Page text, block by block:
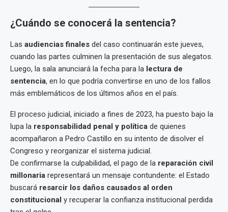
¿Cuándo se conocerá la sentencia?
Las audiencias finales del caso continuarán este jueves,
cuando las partes culminen la presentación de sus alegatos.
Luego, la sala anunciará la fecha para la lectura de
sentencia, en lo que podría convertirse en uno de los fallos
más emblemáticos de los últimos años en el país.
El proceso judicial, iniciado a fines de 2023, ha puesto bajo la
lupa la responsabilidad penal y política de quienes
acompañaron a Pedro Castillo en su intento de disolver el
Congreso y reorganizar el sistema judicial.
De confirmarse la culpabilidad, el pago de la reparación civil
millonaria representará un mensaje contundente: el Estado
buscará resarcir los daños causados al orden
constitucional y recuperar la confianza institucional perdida